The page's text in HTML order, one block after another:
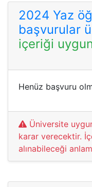
2024 Yaz
başvurular
içeriği
Henüz başvuru
Üniversite
karar verecektir.
alınabileceği